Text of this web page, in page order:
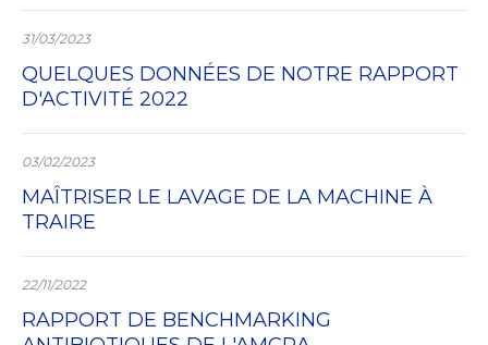
31/03/2023
QUELQUES DONNÉES DE NOTRE RAPPORT
D'ACTIVITÉ 2022
03/02/2023
MAÎTRISER LE LAVAGE DE LA MACHINE À
TRAIRE
22/11/2022
RAPPORT DE BENCHMARKING